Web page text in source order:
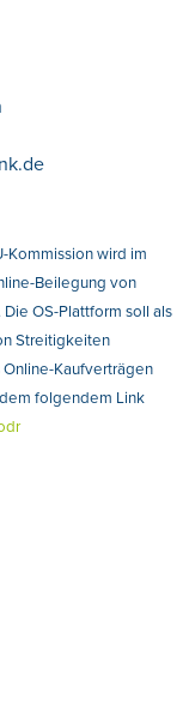
Kommission wird im
Beilegung von
OS-Plattform soll als
Streitigkeiten
Kaufverträgen
folgendem Link